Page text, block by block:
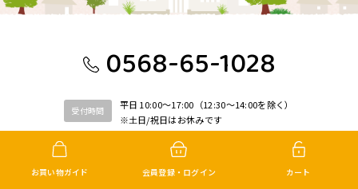
お買い物ガイド 会員登録・ログイン カート
0568-65-1028
受付時間
平日 10:00〜17:00（12:30〜14:00を除く）
※土日/祝日はお休みです
メールで問い合わせ